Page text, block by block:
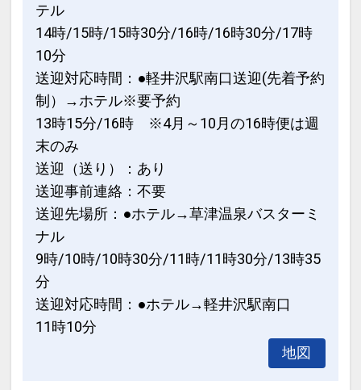
テル
14時/15時/15時30分/16時/16時30分/17時
10分
送迎対応時間：●軽井沢駅南口送迎(先着予約
制）→ホテル※要予約
13時15分/16時 ※4月～10月の16時便は週
末のみ
送迎（送り）：あり
送迎事前連絡：不要
送迎先場所：●ホテル→草津温泉バスターミ
ナル
9時/10時/10時30分/11時/11時30分/13時35
分
送迎対応時間：●ホテル→軽井沢駅南口
11時10分
地図